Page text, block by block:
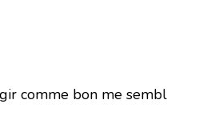
comme bon me sembl